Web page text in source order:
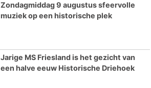
Zondagmiddag 9 augustus sfeervolle
muziek op een historische plek
Jarige MS Friesland is het gezicht van
een halve eeuw Historische Driehoek